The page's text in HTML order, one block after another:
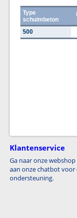
Type
schuimbeton
500
Klantenservice
Ga naar onze
aan onze chatbot voor
ondersteuning.